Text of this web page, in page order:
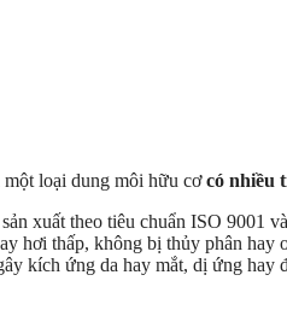
một loại dung môi hữu cơcó nhiều
xuất theo tiêu chuẩn ISO 9001
hơi thấp, không bị thủy phân hay
kích ứng da hay mắt, dị ứng hay